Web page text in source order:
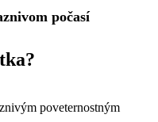
počasí
poveternostným